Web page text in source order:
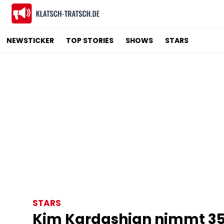
NEWSTICKER TOP STORIES SHOWS STARS
STARS
Kim Kardashian nimmt